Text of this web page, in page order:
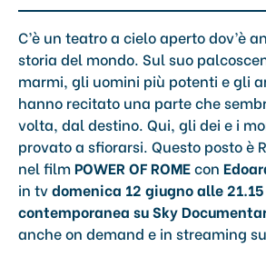
C’è un teatro a cielo aperto dov’è
storia del mondo. Sul suo
marmi, gli uomini più potenti e gli
hanno recitato una parte che
volta, dal destino. Qui, gli dei e i
provato a sfiorarsi. Questo posto è
nel filmPOWER OF ROMEcon
in tvdomenica 12 giugno alle
contemporanea su Sky
anche on demand e in streaming su